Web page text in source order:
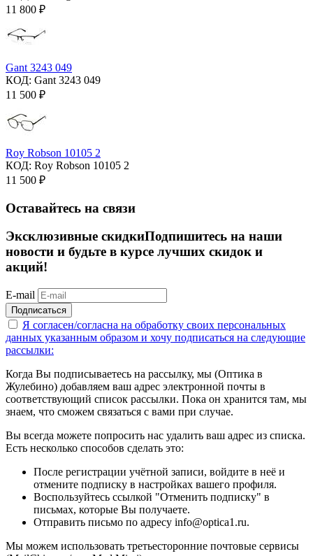
11 800 ₽
Gant 3243 049
КОД: Gant 3243 049
11 500 ₽
Roy Robson 10105 2
КОД: Roy Robson 10105 2
11 500 ₽
Оставайтесь на связи
Эксклюзивные скидкиПодпишитесь на наши
новости и будьте в курсе лучших скидок и
акций!
E-mail
Подписаться
Я согласен/согласна на обработку своих персональных
данных указанным образом и хочу подписаться на следующие
рассылки:
Когда Вы подписываетесь на рассылку, мы (Оптика в
Жулебино) добавляем ваш адрес электронной почты в
соответствующий список рассылки. Пока он хранится там, мы
знаем, что сможем связаться с вами при случае.
Вы всегда можете попросить нас удалить ваш адрес из списка.
Есть несколько способов сделать это:
После регистрации учётной записи, войдите в неё и
отмените подписку в настройках вашего профиля.
Воспользуйтесь ссылкой "Отменить подписку" в
письмах, которые Вы получаете.
Отправить письмо по адресу info@optica1.ru.
Мы можем использовать третьесторонние почтовые сервисы